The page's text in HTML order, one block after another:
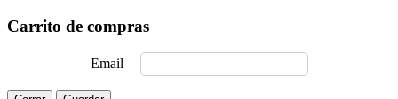
Carrito de compras
Email